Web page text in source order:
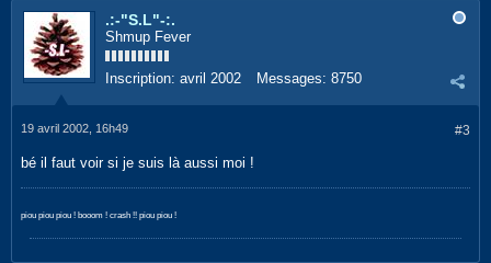
.:-"S.L"-:.
Shmup Fever
Inscription: avril 2002 Messages: 8750
#3
19 avril 2002, 16h49
bé il faut voir si je suis là aussi moi !
piou piou piou ! booom ! crash !! piou piou !